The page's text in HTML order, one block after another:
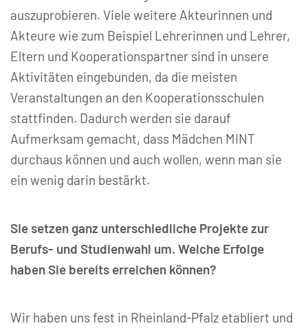
auszuprobieren. Viele weitere Akteurinnen und
Akteure wie zum Beispiel Lehrerinnen und Lehrer,
Eltern und Kooperationspartner sind in unsere
Aktivitäten eingebunden, da die meisten
Veranstaltungen an den Kooperationsschulen
stattfinden. Dadurch werden sie darauf
Aufmerksam gemacht, dass Mädchen MINT
durchaus können und auch wollen, wenn man sie
ein wenig darin bestärkt.
Sie setzen ganz unterschiedliche Projekte zur
Berufs- und Studienwahl um. Welche Erfolge
haben Sie bereits erreichen können?
Wir haben uns fest in Rheinland-Pfalz etabliert und